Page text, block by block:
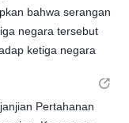
bahwa serangan
negara tersebut
ketiga negara
Pertahanan